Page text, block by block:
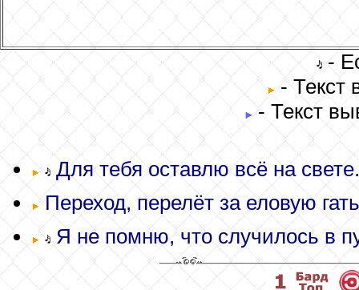
-
- Текст
- Текст
Для тебя оставлю всё на
Переход, перелёт за еловую
Я не помню, что случилось в